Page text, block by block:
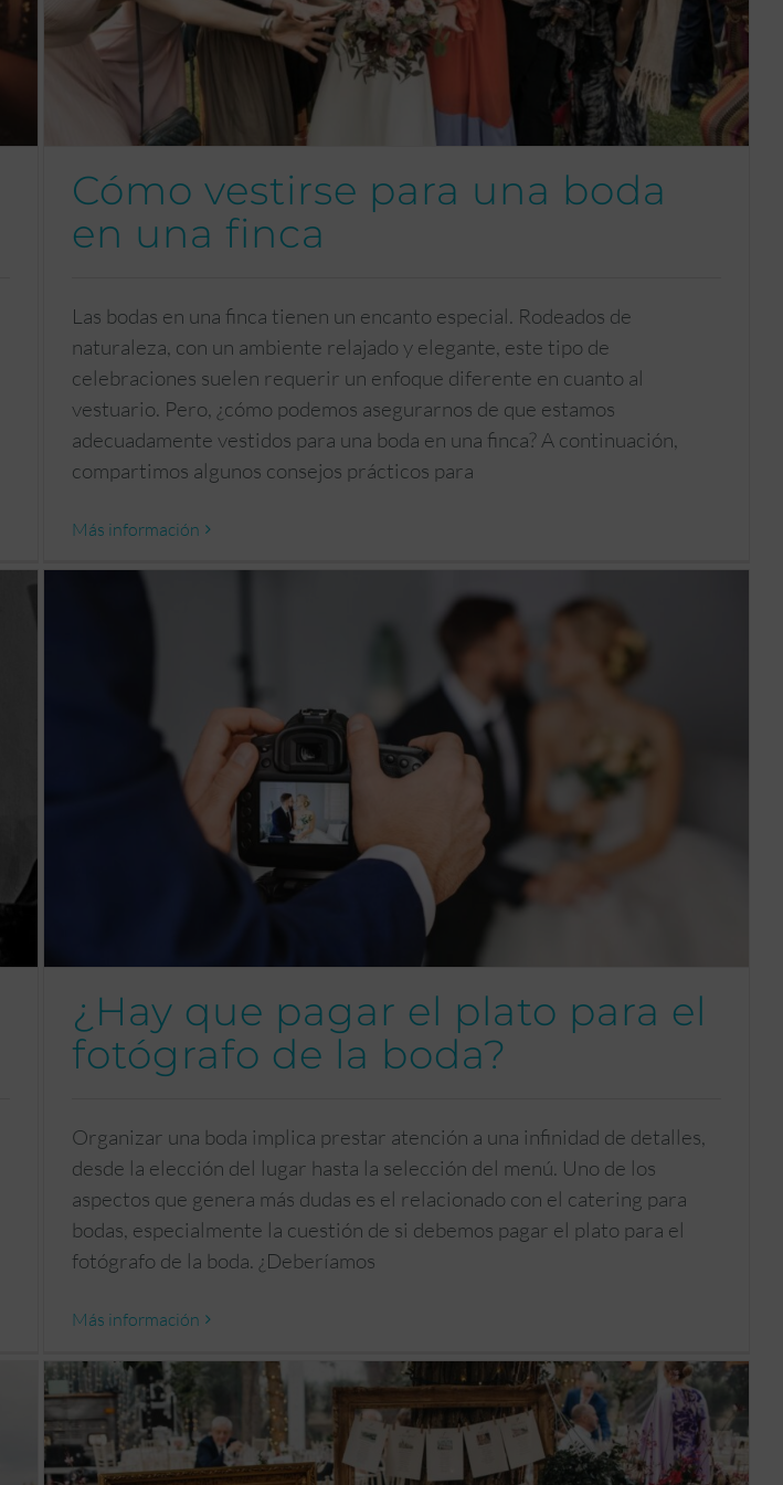
Cómo vestirse para una boda
en una finca
Las bodas en una finca tienen un encanto especial. Rodeados de
naturaleza, con un ambiente relajado y elegante, este tipo de
celebraciones suelen requerir un enfoque diferente en cuanto al
vestuario. Pero, ¿cómo podemos asegurarnos de que estamos
adecuadamente vestidos para una boda en una finca? A continuación,
compartimos algunos consejos prácticos para
Más información
¿Hay que pagar el plato para el
fotógrafo de la boda?
Organizar una boda implica prestar atención a una infinidad de detalles,
desde la elección del lugar hasta la selección del menú. Uno de los
aspectos que genera más dudas es el relacionado con el catering para
bodas, especialmente la cuestión de si debemos pagar el plato para el
fotógrafo de la boda. ¿Deberíamos
Más información